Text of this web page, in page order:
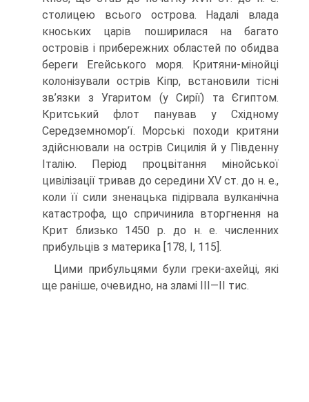
столицею всього острова. Надалі влада
кноських царів поширилася на багато
островів і прибережних областей по обидва
береги Егейського моря. Критяни-мінойці
колонізували острів Кіпр, встановили тісні
зв’язки з Угаритом (у Сирії) та Єгиптом.
Критський флот панував у Східному
Середземномор’ї. Морські походи критяни
здійснювали на острів Сицилія й у Південну
Італію. Період процвітання мінойської
цивілізації тривав до середини XV ст. до н. е.,
коли її сили зненацька підірвала вулканічна
катастрофа, що спричинила вторг­нення на
Крит близько 1450 р. до н. е. численних
прибульців з материка [178, I, 115].
Цими прибульцями були греки-ахейці, які
ще раніше, очевидно, на зламі III—II тис.